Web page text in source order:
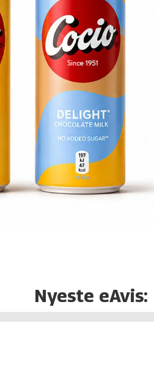
Nyeste eAvis: